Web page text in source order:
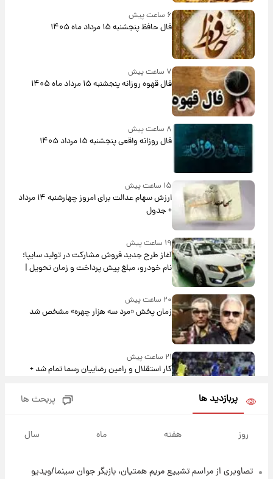
۶ ساعت پیش
فال حافظ پنجشنبه ۱۵ مرداد ماه ۱۴۰۵
۷ ساعت پیش
فال قهوه روزانه پنجشنبه ۱۵ مرداد ماه ۱۴۰۵
۸ ساعت پیش
فال روزانه واقعی پنجشنبه ۱۵ مرداد ۱۴۰۵
۱۵ ساعت پیش
ارزش سهام عدالت برای امروز چهارشنبه ۱۴ مرداد
+ جدول
۱۹ ساعت پیش
آغاز طرح جدید فروش مشارکت در تولید سایپا؛
نام خودرو، مبلغ پیش پرداخت و زمان تحویل |
سود مشارکت چند درصد است؟
۲۰ ساعت پیش
زمان پخش «مرد سه هزار چهره» مشخص شد
۲۱ ساعت پیش
کار استقلال و رامین رضاییان رسما تمام شد +
مذاق رضاییان خوش نیامد+عکس
۲۱ ساعت پیش
پربازدید ها پربحث ها
روز هفته ماه سال
تصاویری از مراسم تشییع مریم همتیان، بازیگر جوان سینما/ویدیو